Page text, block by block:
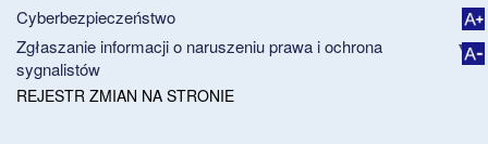
Cyberbezpieczeństwo
Zgłaszanie informacji o naruszeniu prawa i ochrona
sygnalistów
REJESTR ZMIAN NA STRONIE